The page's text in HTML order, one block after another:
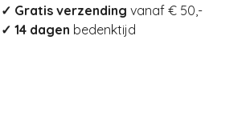
✓ Gratis verzending vanaf € 50,-
✓ 14 dagen bedenktijd